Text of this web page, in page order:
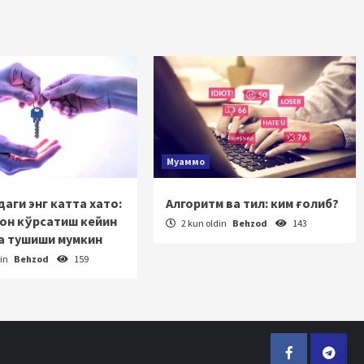
энг катта хато:
кўрсатиш кейин
тушиши мумкин
Behzod 159
Муаммо
Алгоритм ва тил: ким ғолиб?
2 kun oldin Behzod 143
Facebook